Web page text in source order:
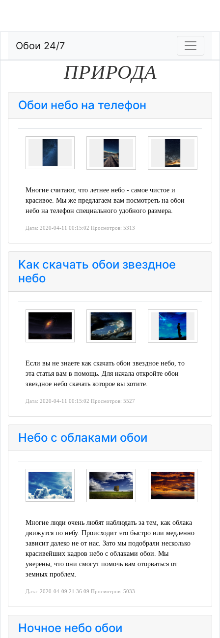
Обои 24/7
ПРИРОДА
Обои небо на телефон
Многие считают, что летнее небо - самое чистое и
красивое. Мы же предлагаем вам посмотреть на обои
небо на телефон специального удобного размера.
Дата: 2020-04-11 00:15:02 Просмотров: 5313
Как скачать обои звездное
небо
Если вы не знаете как скачать обои звездное небо, то
эта статья вам в помощь. Для начала откройте обои
звездное небо скачать которое вы хотите.
Дата: 2020-04-11 00:15:02 Просмотров: 5527
Небо с облаками обои
Многие люди очень любят наблюдать за тем, как облака
движутся по небу. Происходит это быстро или медленно
зависит далеко не от нас. Зато мы подобрали несколько
красивейших кадров небо с облаками обои. Мы
уверены, что они смогут помочь вам оторваться от
земных проблем.
Дата: 2020-04-09 21:36:09 Просмотров: 5033
Ночное небо обои